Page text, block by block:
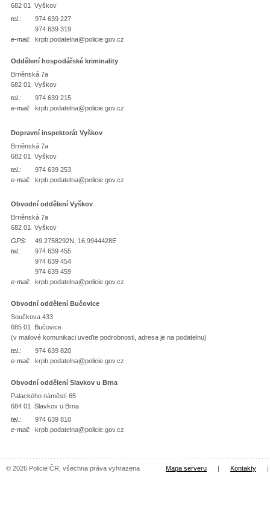
682 01 Vyškov
tel.:
974 639 227
974 639 319
e-mail:
krpb.podatelna@policie.gov.cz
Oddělení hospodářské kriminality
Brněnská 7a
682 01 Vyškov
tel.:
974 639 215
e-mail:
krpb.podatelna@policie.gov.cz
Dopravní inspektorát Vyškov
Brněnská 7a
682 01 Vyškov
tel.:
974 639 253
e-mail:
krpb.podatelna@policie.gov.cz
Obvodní oddělení Vyškov
Brněnská 7a
682 01 Vyškov
GPS:
49.2758292N, 16.9944428E
tel.:
974 639 455
974 639 454
974 639 459
e-mail:
krpb.podatelna@policie.gov.cz
Obvodní oddělení Bučovice
Součkova 433
685 01 Bučovice
(v mailové komunikaci uveďte podrobnosti, adresa je na podatelnu)
tel.:
974 639 820
e-mail:
krpb.podatelna@policie.gov.cz
Obvodní oddělení Slavkov u Brna
Palackého náměstí 65
684 01 Slavkov u Brna
tel.:
974 639 810
e-mail:
krpb.podatelna@policie.gov.cz
© 2026 Policie ČR, všechna práva vyhrazena Mapa serveru | Kontakty |